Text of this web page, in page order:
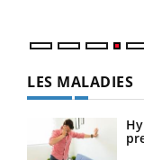
LES MALADIES